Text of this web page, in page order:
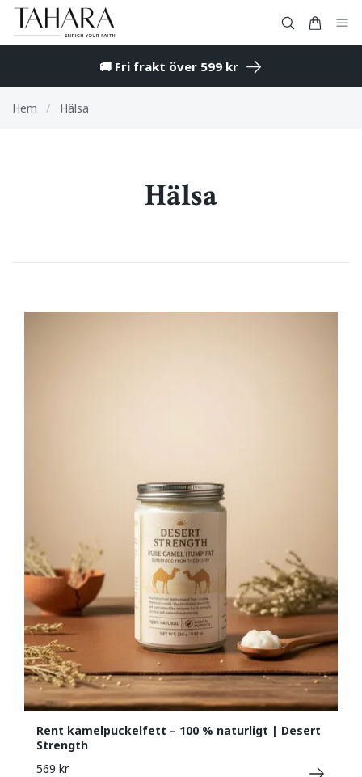
🚚 Fri frakt över 599 kr
Hem / Hälsa
Hälsa
Rent kamelpuckelfett – 100 % naturligt | Desert
Strength
569 kr